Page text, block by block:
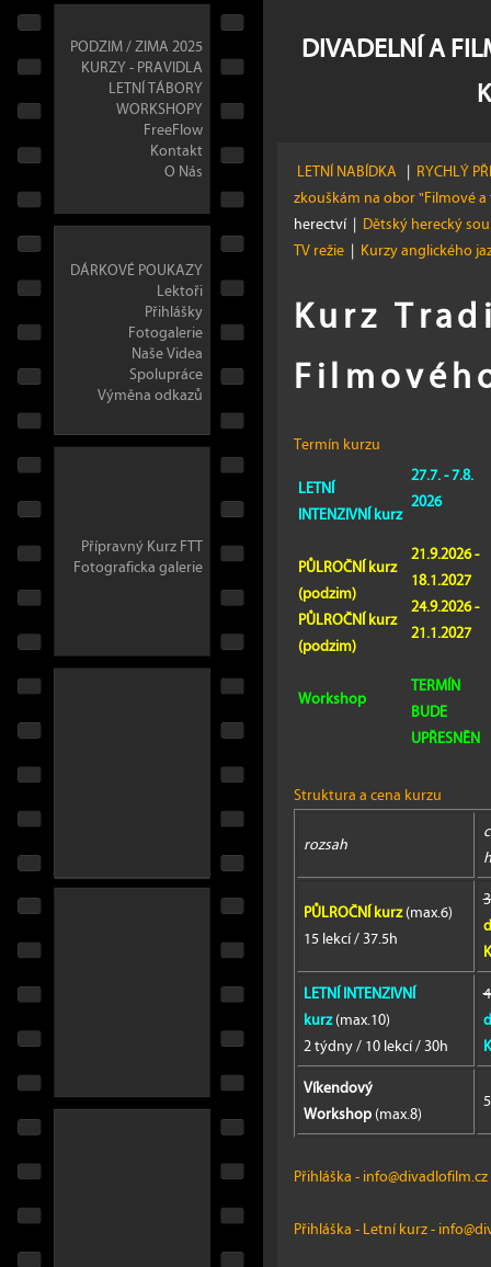
PODZIM / ZIMA 2025
KURZY - PRAVIDLA
LETNÍ TÁBORY
WORKSHOPY
FreeFlow
Kontakt
O Nás
DÁRKOVÉ POUKAZY
Lektoři
Přihlášky
Fotogalerie
Naše Videa
Spolupráce
Výměna odkazů
Přípravný Kurz FTT
Fotograficka galerie
DIVADELNÍ A
LETNÍ NABÍDKA | RYCHLÝ
zkouškám na obor "Filmové
herectví | Dětský herecký
TV režie | Kurzy anglického
Kurz
Termín kurzu
LETNÍ
INTENZIVNÍ kurz
PŮLROČNÍ kurz
(podzim)
PŮLROČNÍ kurz
(podzim)
Workshop
27.7. - 7.8.
2026
21.9.2026 -
18.1.2027
24.9.2026 -
21.1.2027
TERMÍN
BUDE
UPŘESNĚN
Struktura a cena kurzu
rozsah
PŮLROČNÍ kurz(max.6)
15 lekcí / 37.5h
LETNÍ INTENZIVNÍ
kurz(max.10)
2 týdny / 10 lekcí / 30h
Víkendový
Workshop(max.8)
Přihláška-info@divadlofilm.cz
Přihláška - Letní kurz-